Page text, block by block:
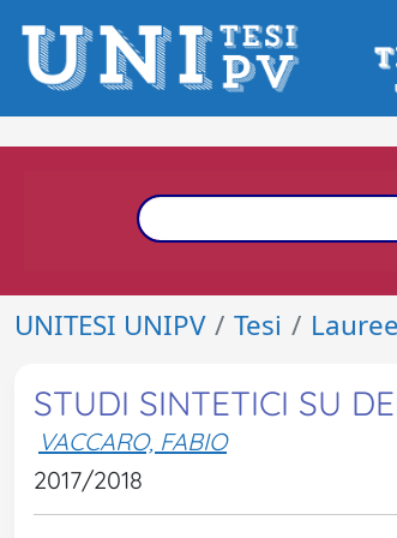
UNITESI UNIPV Tesi
STUDI SINTETICI SU
VACCARO, FABIO
2017/2018